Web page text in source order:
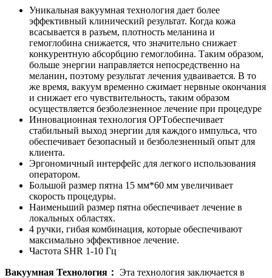
Уникальная вакуумная технология дает более
эффективный клинический результат. Когда кожа
всасывается в разъем, плотность меланина и
гемоглобина снижается, что значительно снижает
конкурентную абсорбцию гемоглобина. Таким образом,
больше энергии направляется непосредственно на
меланин, поэтому результат лечения удваивается. В то
же время, вакуум временно сжимает нервные окончания
и снижает его чувствительность, таким образом
осуществляется безболезненное лечение при процедуре
Инновационная технология OPTобеспечивает
стабильный выход энергии для каждого импульса, что
обеспечивает безопасный и безболезненный опыт для
клиента.
Эргономичный интерфейс для легкого использования
оператором.
Большой размер пятна 15 мм*60 мм увеличивает
скорость процедуры.
Наименьший размер пятна обеспечивает лечение в
локальных областях.
4 ручки, гибая комбинация, которые обеспечивают
максимально эффективное лечение.
Частота SHR 1-10 Гц
Вакуумная Технология： Эта технология заключается в